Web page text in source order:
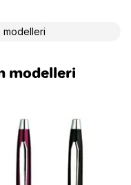
modelleri